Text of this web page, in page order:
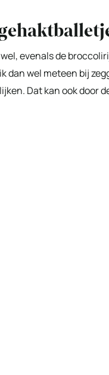
evenals de
dan wel meteen bij
Dat kan ook door